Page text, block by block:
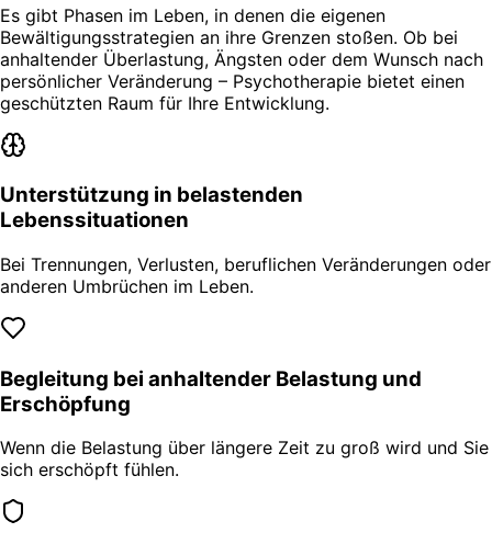
Es gibt Phasen im Leben, in denen die eigenen
Bewältigungsstrategien an ihre Grenzen stoßen. Ob bei
anhaltender Überlastung, Ängsten oder dem Wunsch nach
persönlicher Veränderung – Psychotherapie bietet einen
geschützten Raum für Ihre Entwicklung.
Unterstützung in belastenden
Lebenssituationen
Bei Trennungen, Verlusten, beruflichen Veränderungen oder
anderen Umbrüchen im Leben.
Begleitung bei anhaltender Belastung und
Erschöpfung
Wenn die Belastung über längere Zeit zu groß wird und Sie
sich erschöpft fühlen.